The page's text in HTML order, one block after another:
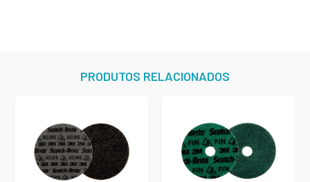
PRODUTOS RELACIONADOS